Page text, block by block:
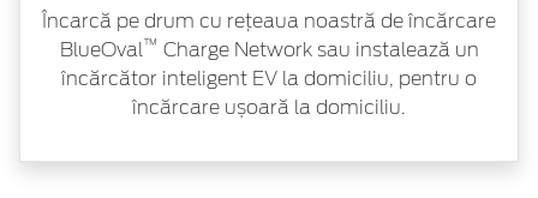
Încarcă pe drum cu rețeaua noastră de încărcare
BlueOval ™ Charge Network sau instalează un
încărcător inteligent EV la domiciliu, pentru o
încărcare ușoară la domiciliu.